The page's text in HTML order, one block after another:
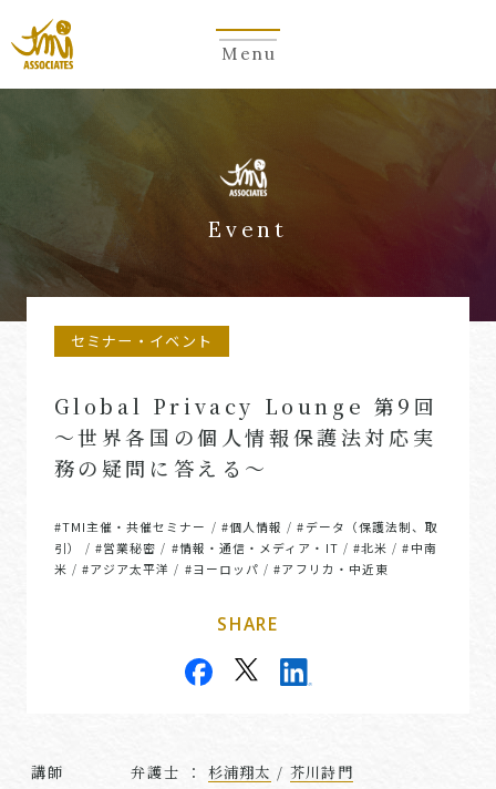
Menu
Event
セミナー・イベント
Global Privacy Lounge 第9回
～世界各国の個人情報保護法対応実
務の疑問に答える～
#TMI主催・共催セミナー / #個人情報 /#データ（保護法制、取
引）
/ #営業秘密 / #情報・通信・メディア・IT / #北米 /#中南
米 / #アジア太平洋 / #ヨーロッパ /#アフリカ・中近東
SHARE
講師 弁護士 ： 杉浦翔太 / 芥川詩門